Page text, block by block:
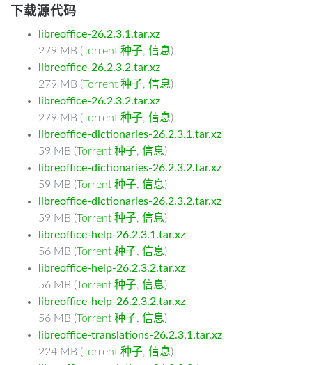
下载源代码
libreoffice-26.2.3.1.tar.xz
279 MB (Torrent 种子, 信息)
libreoffice-26.2.3.2.tar.xz
279 MB (Torrent 种子, 信息)
libreoffice-26.2.3.2.tar.xz
279 MB (Torrent 种子, 信息)
libreoffice-dictionaries-26.2.3.1.tar.xz
59 MB (Torrent 种子, 信息)
libreoffice-dictionaries-26.2.3.2.tar.xz
59 MB (Torrent 种子, 信息)
libreoffice-dictionaries-26.2.3.2.tar.xz
59 MB (Torrent 种子, 信息)
libreoffice-help-26.2.3.1.tar.xz
56 MB (Torrent 种子, 信息)
libreoffice-help-26.2.3.2.tar.xz
56 MB (Torrent 种子, 信息)
libreoffice-help-26.2.3.2.tar.xz
56 MB (Torrent 种子, 信息)
libreoffice-translations-26.2.3.1.tar.xz
224 MB (Torrent 种子, 信息)